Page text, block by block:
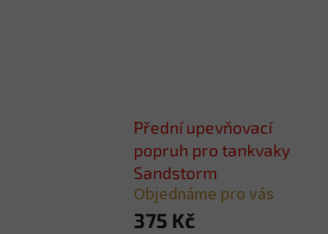
Přední upevňovací
popruh pro tankvaky
Sandstorm
Objednáme pro vás
375 Kč